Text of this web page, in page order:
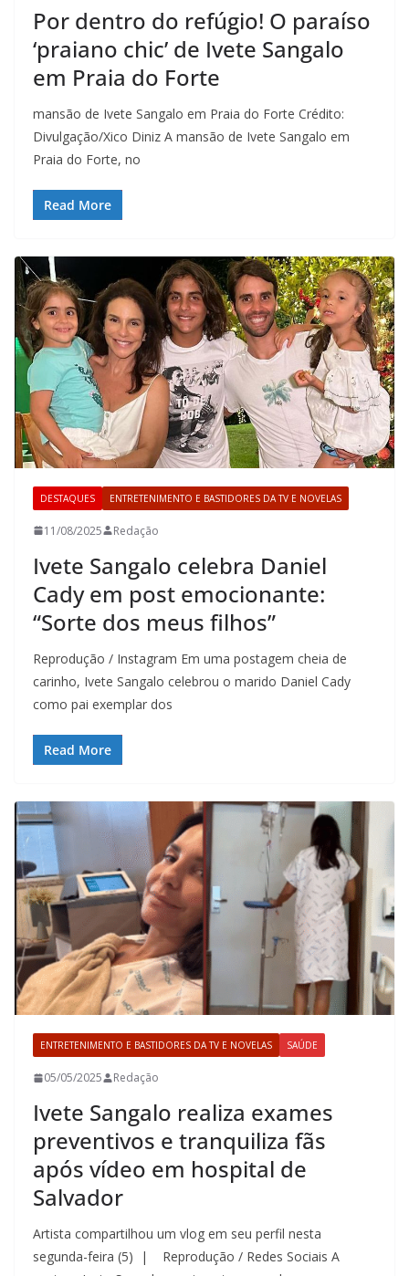
Por dentro do refúgio! O paraíso
‘praiano chic’ de Ivete Sangalo
em Praia do Forte
mansão de Ivete Sangalo em Praia do Forte Crédito:
Divulgação/Xico Diniz A mansão de Ivete Sangalo em
Praia do Forte, no
Read More
DESTAQUES ENTRETENIMENTO E BASTIDORES DA TV E NOVELAS
11/08/2025 Redação
Ivete Sangalo celebra Daniel
Cady em post emocionante:
“Sorte dos meus filhos”
Reprodução / Instagram Em uma postagem cheia de
carinho, Ivete Sangalo celebrou o marido Daniel Cady
como pai exemplar dos
Read More
ENTRETENIMENTO E BASTIDORES DA TV E NOVELAS SAÚDE
05/05/2025 Redação
Ivete Sangalo realiza exames
preventivos e tranquiliza fãs
após vídeo em hospital de
Salvador
Artista compartilhou um vlog em seu perfil nesta
segunda-feira (5) | Reprodução / Redes Sociais A